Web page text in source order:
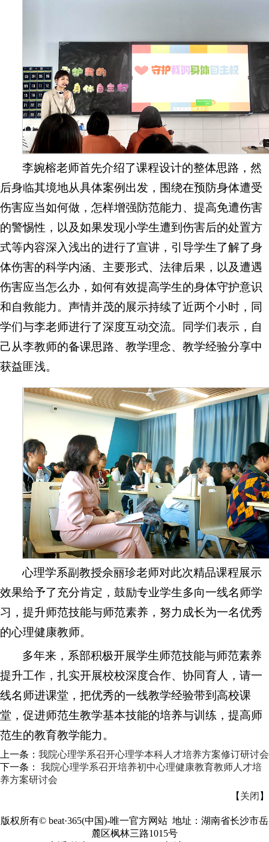
李婉榕老师首先介绍了课程设计的整体思路，然
后身临其境地从具体案例出发，围绕在预防身体遭受
伤害应当如何做，怎样增强防范能力、提高免遭伤害
的警惕性，以及如果发现小学生遭到伤害后的处置方
式等内容深入浅出的进行了宣讲，引导学生了解了身
体伤害的科学内涵、主要形式、法律后果，以及遭遇
伤害应当怎么办，如何有效提高学生的身体守护意识
和自救能力。声情并茂的展示持续了近两个小时，同
学们与李老师进行了深度互动交流。同学们表示，自
己从李教师的备课思路、教学理念、教学经验分享中
获益匪浅。
心理学系副教授佘丽珍老师对此次精品课程展示
效果给予了充分肯定，鼓励专业学生多向一线名师学
习，提升师范技能与师范素养，努力成长为一名优秀
的心理健康教师。
多年来，系部积极开展学生师范技能与师范素养
提升工作，扎实开展校校深度合作、协同育人，请一
线名师进课堂，把优秀的一线教学经验带到高校课
堂，促进师范生教学基本技能的培养与训练，提高师
范生的教育教学能力。
上一条： 我院心理学系召开心理学本科人才培养方案修订研讨会
下一条：
我院心理学系召开培养初中心理健康教育教师人才培
养方案研讨会
【 关闭 】
版权所有© beat·365(中国)-唯一官方网站 地址：湖南省长沙市岳
麓区枫林三路1015号